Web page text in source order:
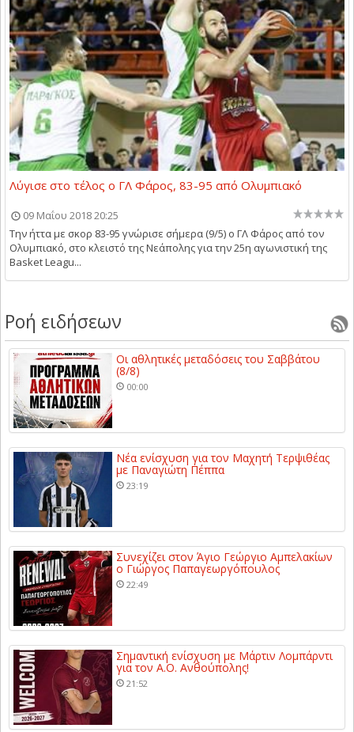
Λύγισε στο τέλος ο ΓΛ Φάρος, 83-95 από Ολυμπιακό
09 Μαΐου 2018 20:25
Την ήττα με σκορ 83-95 γνώρισε σήμερα (9/5) ο ΓΛ Φάρος από τον
Ολυμπιακό, στο κλειστό της Νεάπολης για την 25η αγωνιστική της
Basket Leagu...
Ροή ειδήσεων
Οι αθλητικές μεταδόσεις του Σαββάτου
(8/8)
00:00
Νέα ενίσχυση για τον Μαχητή Τερψιθέας
με Παναγιώτη Πέππα
23:19
Συνεχίζει στον Άγιο Γεώργιο Αμπελακίων
ο Γιώργος Παπαγεωργόπουλος
22:49
Σημαντική ενίσχυση με Μάρτιν Λομπάρντι
για τον Α.Ο. Ανθούπολης!
21:52